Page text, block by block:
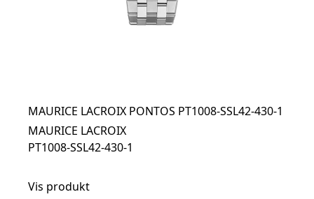
MAURICE LACROIX PONTOS PT1008-SSL42-430-1
MAURICE LACROIX
PT1008-SSL42-430-1
Vis produkt